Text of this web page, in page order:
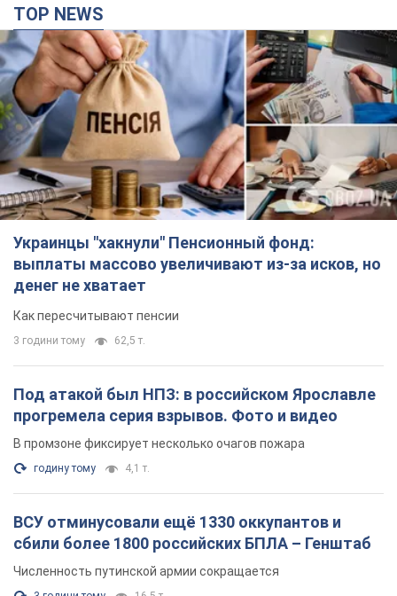
TOP NEWS
Украинцы "хакнули" Пенсионный фонд:
выплаты массово увеличивают из-за исков, но
денег не хватает
Как пересчитывают пенсии
3 години тому 62,5 т.
Под атакой был НПЗ: в российском Ярославле
прогремела серия взрывов. Фото и видео
В промзоне фиксирует несколько очагов пожара
годину тому 4,1 т.
ВСУ отминусовали ещё 1330 оккупантов и
сбили более 1800 российских БПЛА – Генштаб
Численность путинской армии сокращается